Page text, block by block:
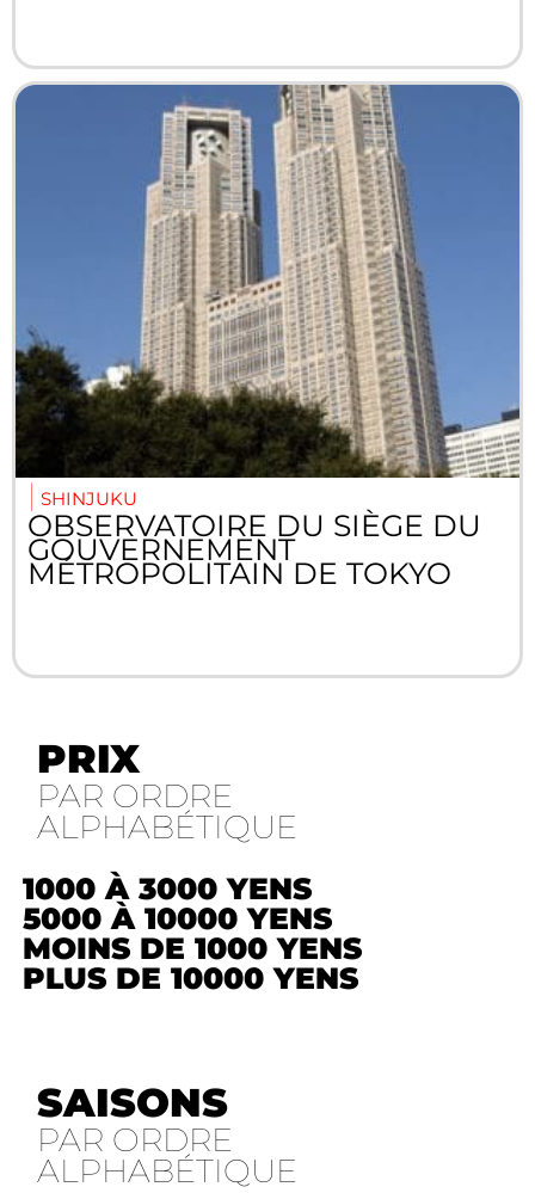
SHINJUKU
OBSERVATOIRE DU SIÈGE DU
GOUVERNEMENT
MÉTROPOLITAIN DE TOKYO
PRIX
PAR ORDRE
ALPHABÉTIQUE
1000 À 3000 YENS
5000 À 10000 YENS
MOINS DE 1000 YENS
PLUS DE 10000 YENS
SAISONS
PAR ORDRE
ALPHABÉTIQUE